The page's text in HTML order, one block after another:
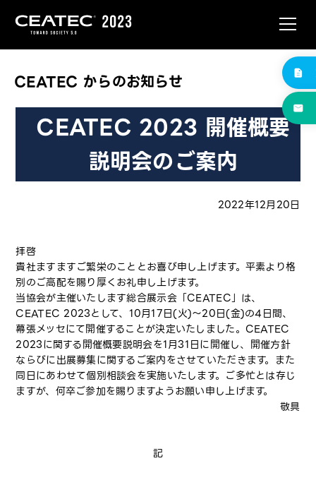
CEATEC からのお知らせ
CEATEC 2023 開催概要
説明会のご案内
2022年12月20日
拝啓
貴社ますますご繁栄のこととお喜び申し上げます。平素より格
別のご高配を賜り厚くお礼申し上げます。
当協会が主催いたします総合展示会「CEATEC」は、
CEATEC 2023として、10月17日(火)～20日(金)の4日間、
幕張メッセにて開催することが決定いたしました。CEATEC
2023に関する開催概要説明会を1月31日に開催し、開催方針
ならびに出展募集に関するご案内をさせていただきます。また
同日にあわせて個別相談会を実施いたします。ご多忙とは存じ
ますが、何卒ご参加を賜りますようお願い申し上げます。
敬具
記